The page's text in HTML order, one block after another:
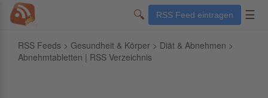
🔍 RSS Feed eintragen ☰
RSS Feeds > Gesundheit & Körper > Diät & Abnehmen >
Abnehmtabletten | RSS Verzeichnis